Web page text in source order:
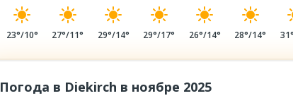
23°/10° 27°/11° 29°/14° 29°/17° 26°/14° 28°/14° 31
Погода в Diekirch в ноябре 2025